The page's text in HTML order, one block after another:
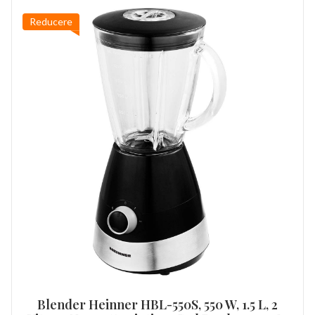
Reducere
Blender Heinner HBL-550S, 550 W, 1.5 L, 2